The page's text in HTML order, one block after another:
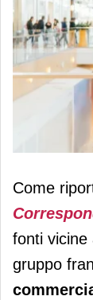
Nhood
centres
nel retail
Come
fonti vicine
gruppo